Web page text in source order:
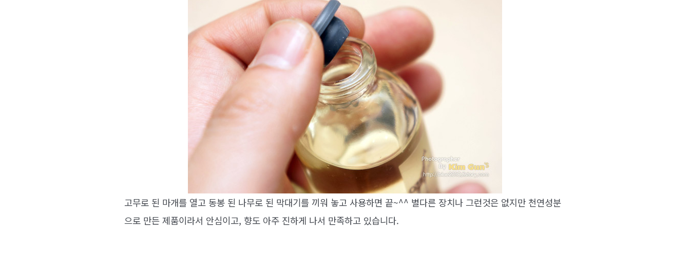
고무로 된 마개를 열고 동봉 된 나무로 된 막대기를 끼워 놓고 사용하면 끝~^^ 별다른 장치나 그런것은 없지만 천연성분
으로 만든 제품이라서 안심이고, 향도 아주 진하게 나서 만족하고 있습니다.